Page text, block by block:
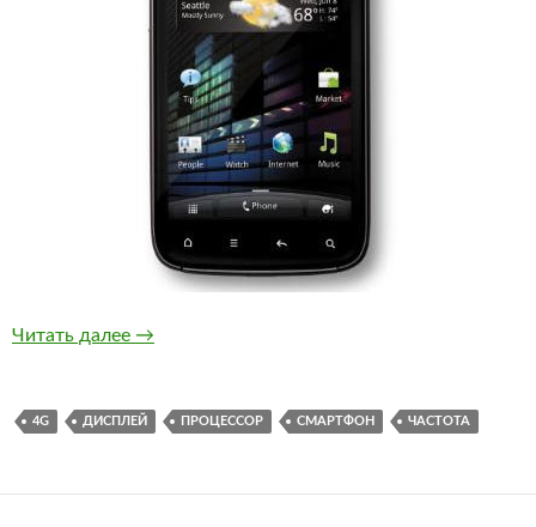
Читать далее Сенсация, HTC Sensation 4G
→
4G ДИСПЛЕЙ ПРОЦЕССОР СМАРТФОН ЧАСТОТА